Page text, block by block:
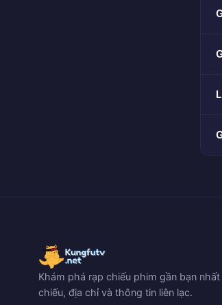
Khám phá rạp chiếu phim gần bạn
chiếu, địa chỉ và thông tin liên lạc.